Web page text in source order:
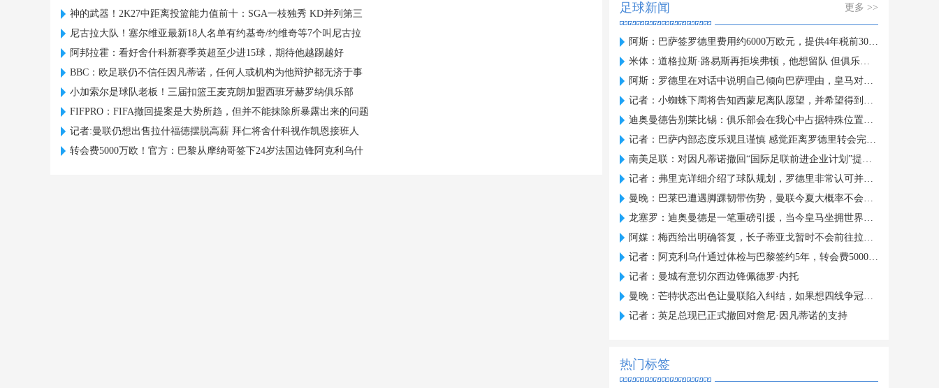
神的武器！2K27中距离投篮能力值前十：SGA一枝独秀 KD并列第三
尼古拉大队！塞尔维亚最新18人名单有约基奇/约维奇等7个叫尼古拉
阿邦拉霍：看好舍什科新赛季英超至少进15球，期待他越踢越好
BBC：欧足联仍不信任因凡蒂诺，任何人或机构为他辩护都无济于事
小加索尔是球队老板！三届扣篮王麦克朗加盟西班牙赫罗纳俱乐部
FIFPRO：FIFA撤回提案是大势所趋，但并不能抹除所暴露出来的问题
记者:曼联仍想出售拉什福德摆脱高薪 拜仁将舍什科视作凯恩接班人
转会费5000万欧！官方：巴黎从摩纳哥签下24岁法国边锋阿克利乌什
足球新闻 更多 >>
阿斯：巴萨签罗德里费用约6000万欧元，提供4年税前3000万欧合同
米体：道格拉斯·路易斯再拒埃弗顿，他想留队 但俱乐部尚未敲定
阿斯：罗德里在对话中说明自己倾向巴萨理由，皇马对此理解＆祝好
记者：小蜘蛛下周将告知西蒙尼离队愿望，并希望得到理解和帮助
迪奥曼德告别莱比锡：俱乐部会在我心中占据特殊位置，感谢所有
记者：巴萨内部态度乐观且谨慎 感觉距离罗德里转会完成更近了
南美足联：对因凡蒂诺撤回“国际足联前进企业计划”提案表示欢迎
记者：弗里克详细介绍了球队规划，罗德里非常认可并选择加盟巴萨
曼晚：巴莱巴遭遇脚踝韧带伤势，曼联今夏大概率不会继续追求他
龙塞罗：迪奥曼德是一笔重磅引援，当今皇马坐拥世界独一档攻击线
阿媒：梅西给出明确答复，长子蒂亚戈暂时不会前往拉玛西亚青训
记者：阿克利乌什通过体检与巴黎签约5年，转会费5000万欧元
记者：曼城有意切尔西边锋佩德罗·内托
曼晚：芒特状态出色让曼联陷入纠结，如果想四线争冠可能还得买人
记者：英足总现已正式撤回对詹尼·因凡蒂诺的支持
热门标签